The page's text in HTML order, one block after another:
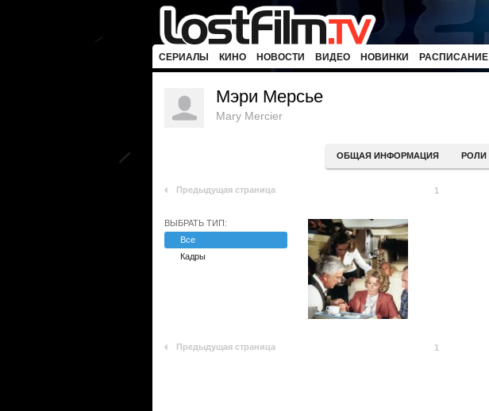
СЕРИАЛЫ КИНО НОВОСТИ ВИДЕО НОВИНКИ РАСПИСАНИЕ
Мэри Мерсье
Mary Mercier
ОБЩАЯ ИНФОРМАЦИЯ РОЛИ
Предыдущая страница 1
ВЫБРАТЬ ТИП:
Все
Кадры
Предыдущая страница 1